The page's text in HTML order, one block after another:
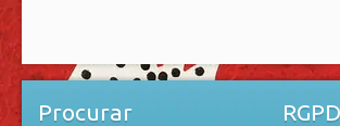
Procurar RGPD